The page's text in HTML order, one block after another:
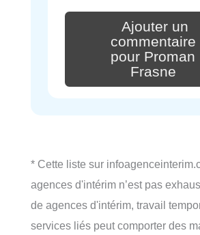
Ajouter un
commentaire
pour Proman
Frasne
* Cette liste sur
agences d'intérim n’est pas
de agences d'intérim, travail
services liés peut comporter des